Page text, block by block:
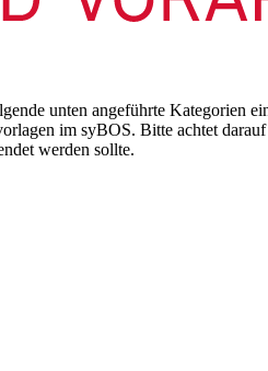
unten angeführte Kategorien
im syBOS. Bitte achtet
werden sollte.